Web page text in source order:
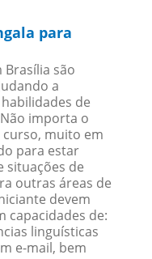
para
Brasília são
a
de
importa o
curso, muito em
para estar
situações de
outras áreas de
devem
capacidades de:
linguísticas
e-mail, bem